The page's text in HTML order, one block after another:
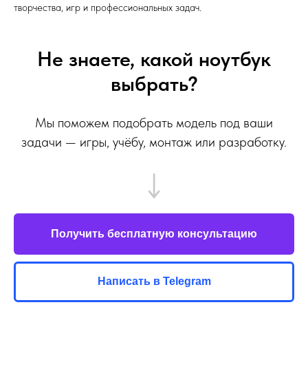
творчества, игр и профессиональных задач.
Не знаете, какой ноутбук
выбрать?
Мы поможем подобрать модель под ваши
задачи — игры, учёбу, монтаж или разработку.
Получить бесплатную консультацию
Написать в Telegram